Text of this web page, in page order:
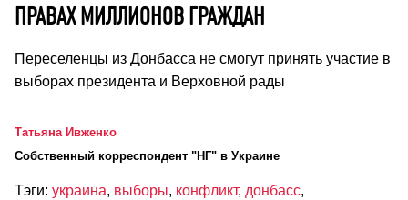
ПРАВАХ МИЛЛИОНОВ ГРАЖДАН
Переселенцы из Донбасса не смогут принять участие в
выборах президента и Верховной рады
Татьяна Ивженко
Cобственный корреспондент "НГ" в Украине
Тэги: украина, выборы, конфликт, донбасс,